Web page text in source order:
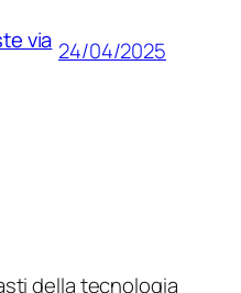
via 24/04/2025
della tecnologia